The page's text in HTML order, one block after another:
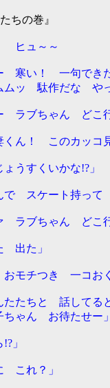
ちの巻』
～
！ 一句できた
作だな やっ
ちゃん どこ行
このカッコ見
くいかな!?」
ート持って ど
ちゃん どこ行
た」
つき 一コおく
と 話してると
お待たせー
れ？」